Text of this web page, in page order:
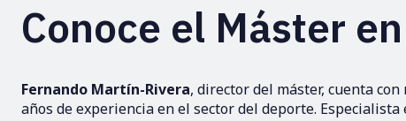
Conoce el Máster
Fernando Martín-Rivera, director del máster, cuenta con
años de experiencia en el sector del deporte. Especialista